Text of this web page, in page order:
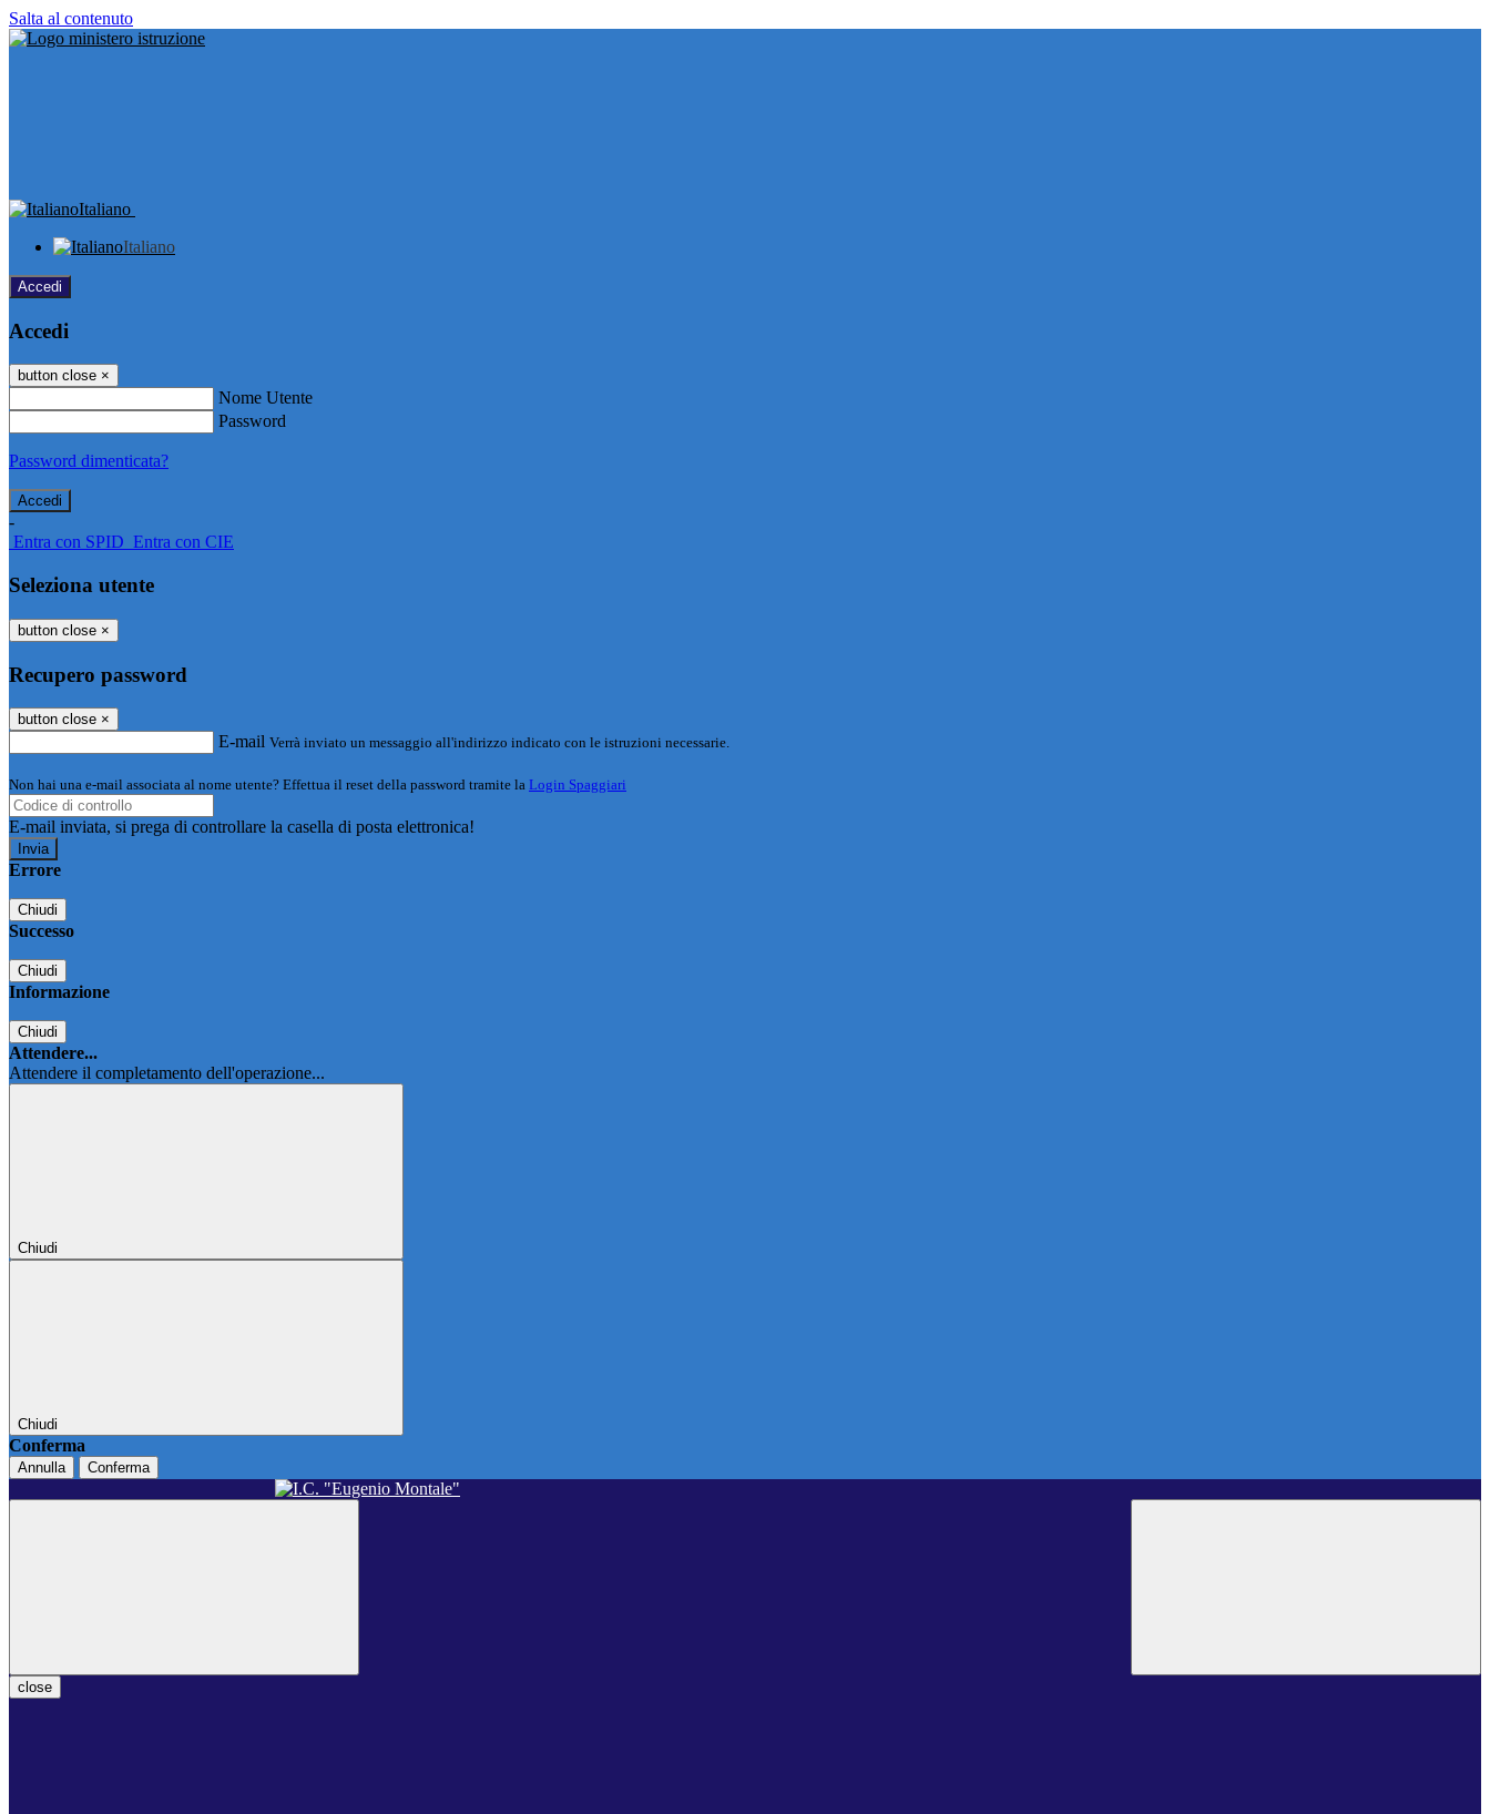
Salta al contenuto
Italiano
Italiano
Accedi
Accedi
button close ×
Nome Utente
Password
Password dimenticata?
-
Entra con SPID Entra con CIE
Seleziona utente
button close ×
Recupero password
button close ×
E-mail Verrà inviato un messaggio all'indirizzo indicato con le istruzioni necessarie.
Non hai una e-mail associata al nome utente? Effettua il reset della password tramite la Login Spaggiari
E-mail inviata, si prega di controllare la casella di posta elettronica!
Errore
Chiudi
Successo
Chiudi
Informazione
Chiudi
Attendere...
Attendere il completamento dell'operazione...
Chiudi
Chiudi
Conferma
Annulla Conferma
close